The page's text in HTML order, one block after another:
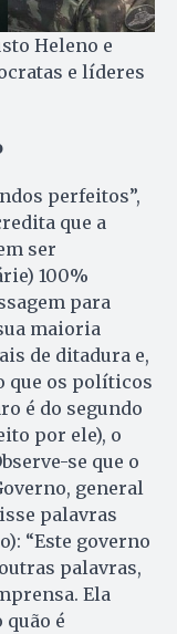
Heleno e
e líderes
perfeitos”,
que a
ser
100%
para
maioria
de ditadura e,
que os políticos
é do segundo
por ele), o
se que o
general
palavras
“Este governo
palavras,
Ela
quão é